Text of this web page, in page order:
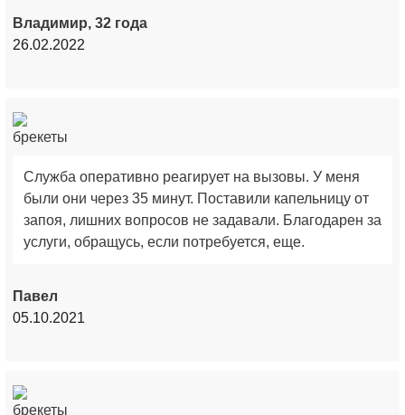
Владимир, 32 года
26.02.2022
Служба оперативно реагирует на вызовы. У меня
были они через 35 минут. Поставили капельницу от
запоя, лишних вопросов не задавали. Благодарен за
услуги, обращусь, если потребуется, еще.
Павел
05.10.2021